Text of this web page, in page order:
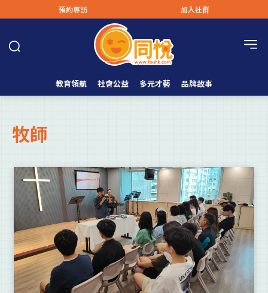
預約專訪 加入社群
教育領航 社會公益 多元才藝 品牌故事
牧師